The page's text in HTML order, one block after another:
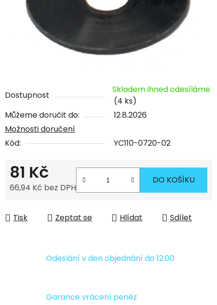
Dostupnost
Skladem ihned odesíláme
(4 ks)
Můžeme doručit do:
12.8.2026
Možnosti doručení
Kód:
YC110-0720-02
81 Kč
66,94 Kč bez DPH
DO KOŠÍKU
Tisk Zeptat se Hlídat Sdílet
Odeslání v den objednání do 12:00
Garance vrácení peněz